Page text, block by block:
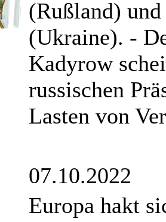
(Rußland)
(Ukraine). -
Kadyrow
russischen
Lasten von
07.10.2022
Europa hakt